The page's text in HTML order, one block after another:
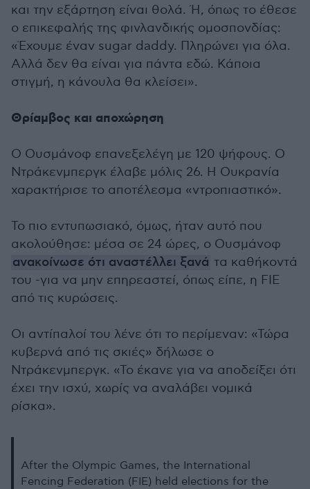
και την εξάρτηση είναι θολά. Ή, όπως το έθεσε
ο επικεφαλής της φινλανδικής ομοσπονδίας:
«Έχουμε έναν sugar daddy. Πληρώνει για όλα.
Αλλά δεν θα είναι για πάντα εδώ. Κάποια
στιγμή, η κάνουλα θα κλείσει».
Θρίαμβος και αποχώρηση
Ο Ουσμάνοφ επανεξελέγη με 120 ψήφους. Ο
Ντράκενμπεργκ έλαβε μόλις 26. Η Ουκρανία
χαρακτήρισε το αποτέλεσμα «ντροπιαστικό».
Το πιο εντυπωσιακό, όμως, ήταν αυτό που
ακολούθησε: μέσα σε 24 ώρες, ο Ουσμάνοφ
ανακοίνωσε ότι αναστέλλει ξανά τα καθήκοντά
του -για να μην επηρεαστεί, όπως είπε, η FIE
από τις κυρώσεις.
Οι αντίπαλοί του λένε ότι το περίμεναν: «Τώρα
κυβερνά από τις σκιές» δήλωσε ο
Ντράκενμπεργκ. «Το έκανε για να αποδείξει ότι
έχει την ισχύ, χωρίς να αναλάβει νομικά
ρίσκα».
After the Olympic Games, the International
Fencing Federation (FIE) held elections for the